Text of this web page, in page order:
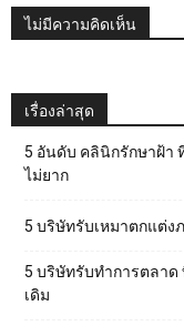
ไม่มีความคิดเห็น
เรื่องล่าสุด
5 อันดับ คลินิกรักษาฝ้า
ไม่ยาก
5 บริษัทรับเหมาตกแต่ง
5 บริษัทรับทำการตลา
เดิม